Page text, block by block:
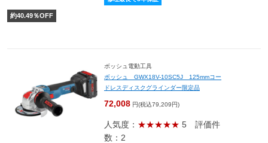
約40.49％OFF
ボッシュ電動工具
ボッシュ GWX18V-10SC5J 125mmコー
ドレスディスクグラインダー限定品
72,008 円(税込79,209円)
人気度： ★★★★★ 5 評価件
数：2